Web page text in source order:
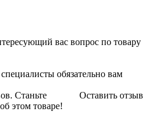
вас вопрос по товару
обязательно вам
Оставить отзыв
Станьте
этом товаре!